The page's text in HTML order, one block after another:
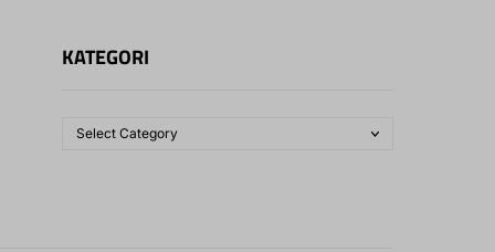
KATEGORI